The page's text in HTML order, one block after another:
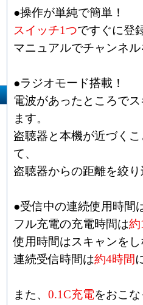
●操作が単純で簡単！
スイッチ1つですぐに登
マニュアルでチャンネ
●ラジオモード搭載！
電波があったところで
ます。
盗聴器と本機が近づく
て、
盗聴器からの距離を絞
●受信中の連続使用時間
フル充電の充電時間は約
使用時間はスキャンを
連続受信時間は約4時間
また、 0.1C充電をおこ